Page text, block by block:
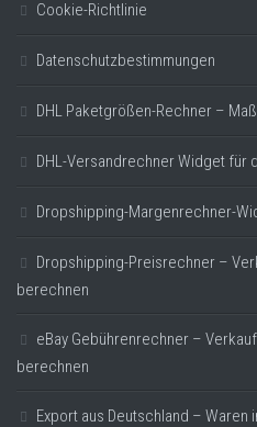
Cookie-Richtlinie
Datenschutzbestimmungen
DHL Paketgrößen-Rechner –
DHL-Versandrechner Widget für
Dropshipping-Margenrechner-
Dropshipping-Preisrechner –
berechnen
eBay Gebührenrechner –
berechnen
Export aus Deutschland – Waren